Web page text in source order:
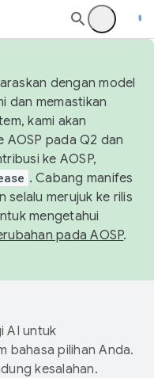
dengan model
dan memastikan
kami akan
AOSP pada Q2 dan
ke AOSP,
. Cabang manifes
selalu merujuk ke rilis
mengetahui
pada AOSP.
AI untuk
bahasa pilihan Anda.
kesalahan.